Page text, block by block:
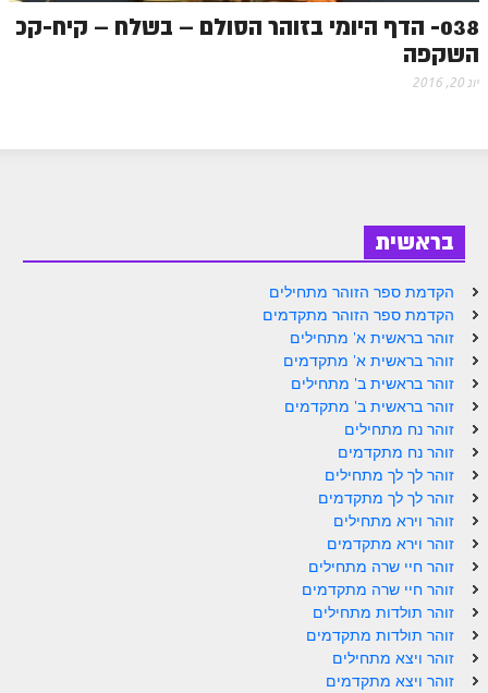
זוהר נשא למתחילים
זוהר נשא למתקדמים
זוהר שלח לך למתקדמים
זוהר קורח למתחילים
זוהר קורח למתקדמים
חוקת למתחילים
חוקת מתקדמים
זוהר בלק למתחילים
זוהר בלק למתקדמים
זוהר פנחס למתחילים
זוהר פנחס למתקדמים
ספר הזוהר – דברים
זוהר ואתחנן למתחילים
זוהר ואתחנן למתקדמים
038- הדף היומי בזוהר הסולם – בשלח – קיח-קכ
השקפה
יונ 20, 2016
בראשית
הקדמת ספר הזוהר מתחילים
הקדמת ספר הזוהר מתקדמים
זוהר בראשית א' מתחילים
זוהר בראשית א' מתקדמים
זוהר בראשית ב' מתחילים
זוהר בראשית ב' מתקדמים
זוהר נח מתחילים
זוהר נח מתקדמים
זוהר לך לך מתחילים
זוהר לך לך מתקדמים
זוהר וירא מתחילים
זוהר וירא מתקדמים
זוהר חיי שרה מתחילים
זוהר חיי שרה מתקדמים
זוהר תולדות מתחילים
זוהר תולדות מתקדמים
זוהר ויצא מתחילים
זוהר ויצא מתקדמים